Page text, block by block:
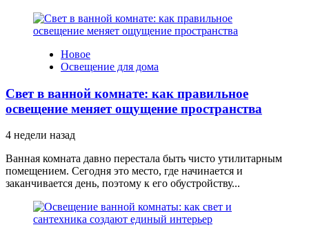
Новое
Освещение для дома
Свет в ванной комнате: как правильное
освещение меняет ощущение пространства
4 недели назад
Ванная комната давно перестала быть чисто утилитарным
помещением. Сегодня это место, где начинается и
заканчивается день, поэтому к его обустройству...